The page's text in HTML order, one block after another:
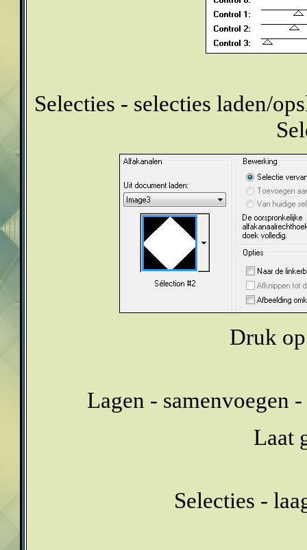
Selecties - selecties laden/
Druk
Lagen - samenvoegen
Laat
Selecties -